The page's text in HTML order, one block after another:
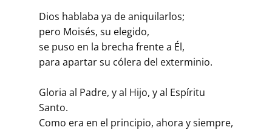
Dios hablaba ya de aniquilarlos;
pero Moisés, su elegido,
se puso en la brecha frente a Él,
para apartar su cólera del exterminio.
Gloria al Padre, y al Hijo, y al Espíritu
Santo.
Como era en el principio, ahora y siempre,